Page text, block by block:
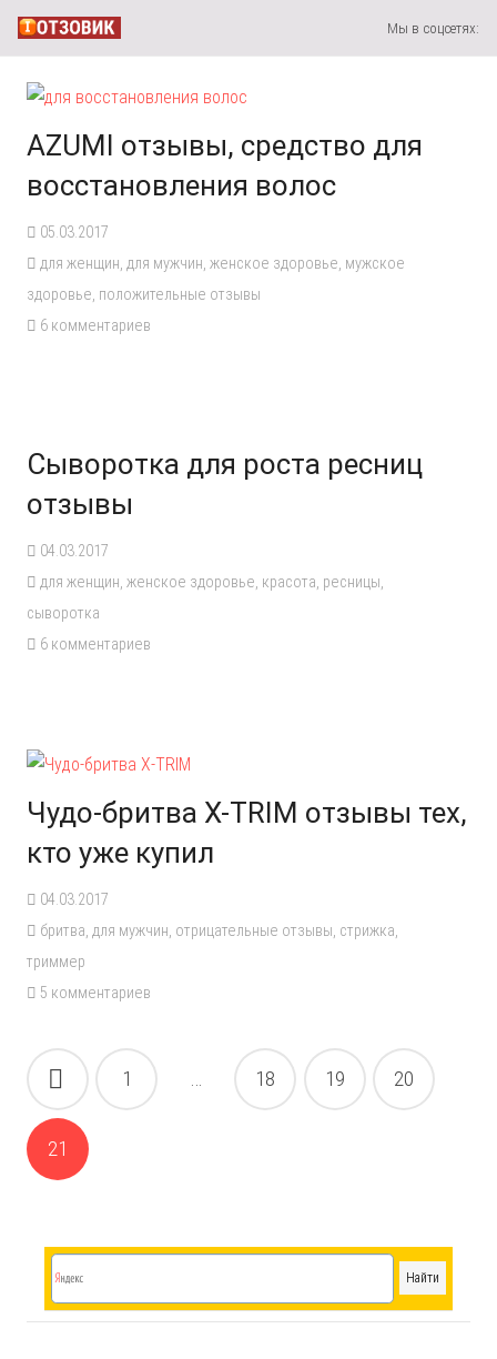
Мы в соцсетях:
AZUMI отзывы, средство для
восстановления волос
05.03.2017
для женщин, для мужчин, женское здоровье, мужское
здоровье, положительные отзывы
6 комментариев
Сыворотка для роста ресниц
отзывы
04.03.2017
для женщин, женское здоровье, красота, ресницы,
сыворотка
6 комментариев
Чудо-бритва X-TRIM отзывы тех,
кто уже купил
04.03.2017
бритва, для мужчин, отрицательные отзывы, стрижка,
триммер
5 комментариев
Навигация
по
записям
1 … 18 19 20
21